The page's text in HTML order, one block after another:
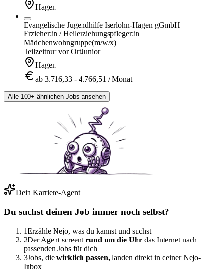
Hagen
Evangelische Jugendhilfe Iserlohn-Hagen gGmbH
Erzieher:in / Heilerziehungspfleger:in
Mädchenwohngruppe(m/w/x)
Teilzeitnur vor OrtJunior
Hagen
ab 3.716,33 - 4.766,51 / Monat
Alle 100+ ähnlichen Jobs ansehen
Dein Karriere-Agent
Du suchst deinen Job immer noch selbst?
1Erzähle Nejo, was du kannst und suchst
2Der Agent screent rund um die Uhr das Internet nach
passenden Jobs für dich
3Jobs, die wirklich passen, landen direkt in deiner Nejo-
Inbox